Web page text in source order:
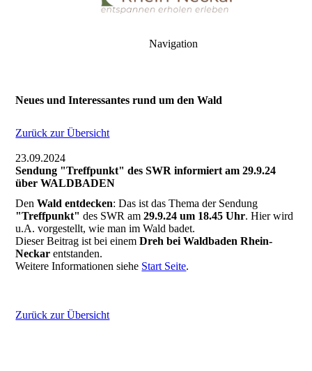
Navigation
Neues und Interessantes rund um den Wald
Zurück zur Übersicht
23.09.2024
Sendung "Treffpunkt" des SWR informiert am 29.9.24
über WALDBADEN
DenWald entdecken: Das ist das Thema der Sendung
"Treffpunkt" des SWR am29.9.24 um 18.45 Uhr. Hier wird
u.A. vorgestellt, wie man im Wald badet.
Dieser Beitrag ist bei einemDreh bei Waldbaden Rhein-
Neckar entstanden.
Weitere Informationen siehe Start Seite.
Zurück zur Übersicht